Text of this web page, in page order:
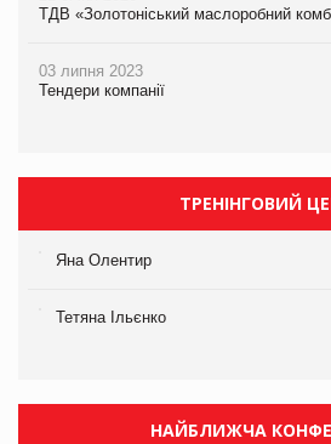
ТДВ «Золотоніський маслоробний
03 липня 2023
Тендери компанії
ТРЕНІНГОВИЙ
Яна Олентир
Тетяна Ільєнко
НАЙБЛИЖЧА